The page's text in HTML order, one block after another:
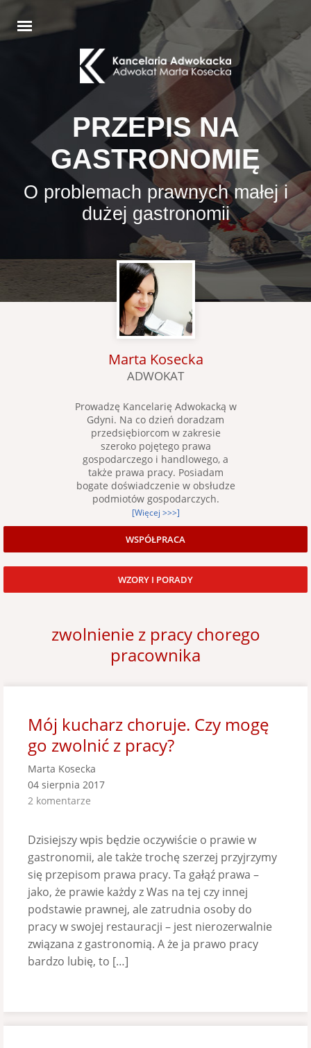
PRZEPIS NA
GASTRONOMIĘ
O problemach prawnych małej i
dużej gastronomii
Marta Kosecka
ADWOKAT
Prowadzę Kancelarię Adwokacką w
Gdyni. Na co dzień doradzam
przedsiębiorcom w zakresie
szeroko pojętego prawa
gospodarczego i handlowego, a
także prawa pracy. Posiadam
bogate doświadczenie w obsłudze
podmiotów gospodarczych.
[Więcej >>>]
WSPÓŁPRACA
WZORY I PORADY
zwolnienie z pracy chorego
pracownika
Mój kucharz choruje. Czy mogę
go zwolnić z pracy?
Marta Kosecka
04 sierpnia 2017
2 komentarze
Dzisiejszy wpis będzie oczywiście o prawie w
gastronomii, ale także trochę szerzej przyjrzymy
się przepisom prawa pracy. Ta gałąź prawa –
jako, że prawie każdy z Was na tej czy innej
podstawie prawnej, ale zatrudnia osoby do
pracy w swojej restauracji – jest nierozerwalnie
związana z gastronomią. A że ja prawo pracy
bardzo lubię, to […]